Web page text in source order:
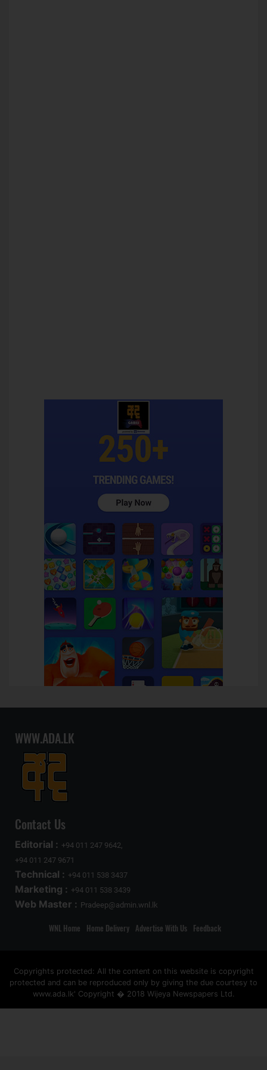
WWW.ADA.LK
Contact Us
Editorial : +94 011 247 9642,
+94 011 247 9671
Technical : +94 011 538 3437
Marketing : +94 011 538 3439
Web Master : Pradeep@admin.wnl.lk
WNL Home Home Delivery Advertise With Us Feedback
Copyrights protected: All the content on this website is copyright
protected and can be reproduced only by giving the due courtesy to
www.ada.lk' Copyright � 2018 Wijeya Newspapers Ltd.